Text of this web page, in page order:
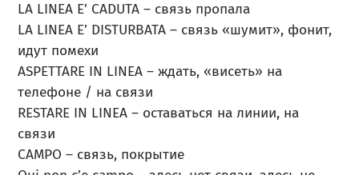
LA LINEA E’ CADUTA – связь пропала
LA LINEA E’ DISTURBATA – связь «шумит», фонит,
идут помехи
ASPETTARE IN LINEA – ждать, «висеть» на
телефоне / на связи
RESTARE IN LINEA – оставаться на линии, на
связи
CAMPO – связь, покрытие